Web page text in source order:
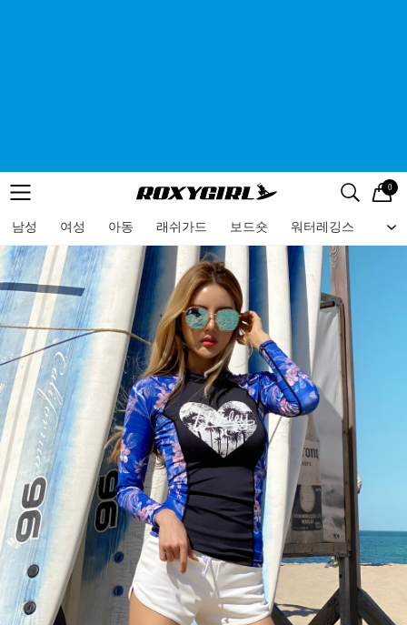
메뉴 검색
로고 0
남성 여성 아동 래쉬가드 보드숏 워터레깅스 비
메뉴